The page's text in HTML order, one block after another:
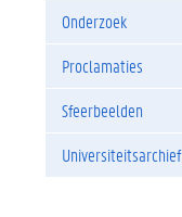
Onderzoek
Proclamaties
Sfeerbeelden
Universiteitsarchief